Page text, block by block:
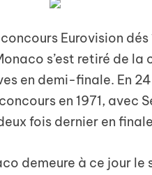
Eurovision dés
s’est retiré de
en demi-finale. En
en 1971, avec
fois dernier en
demeure à ce jour le